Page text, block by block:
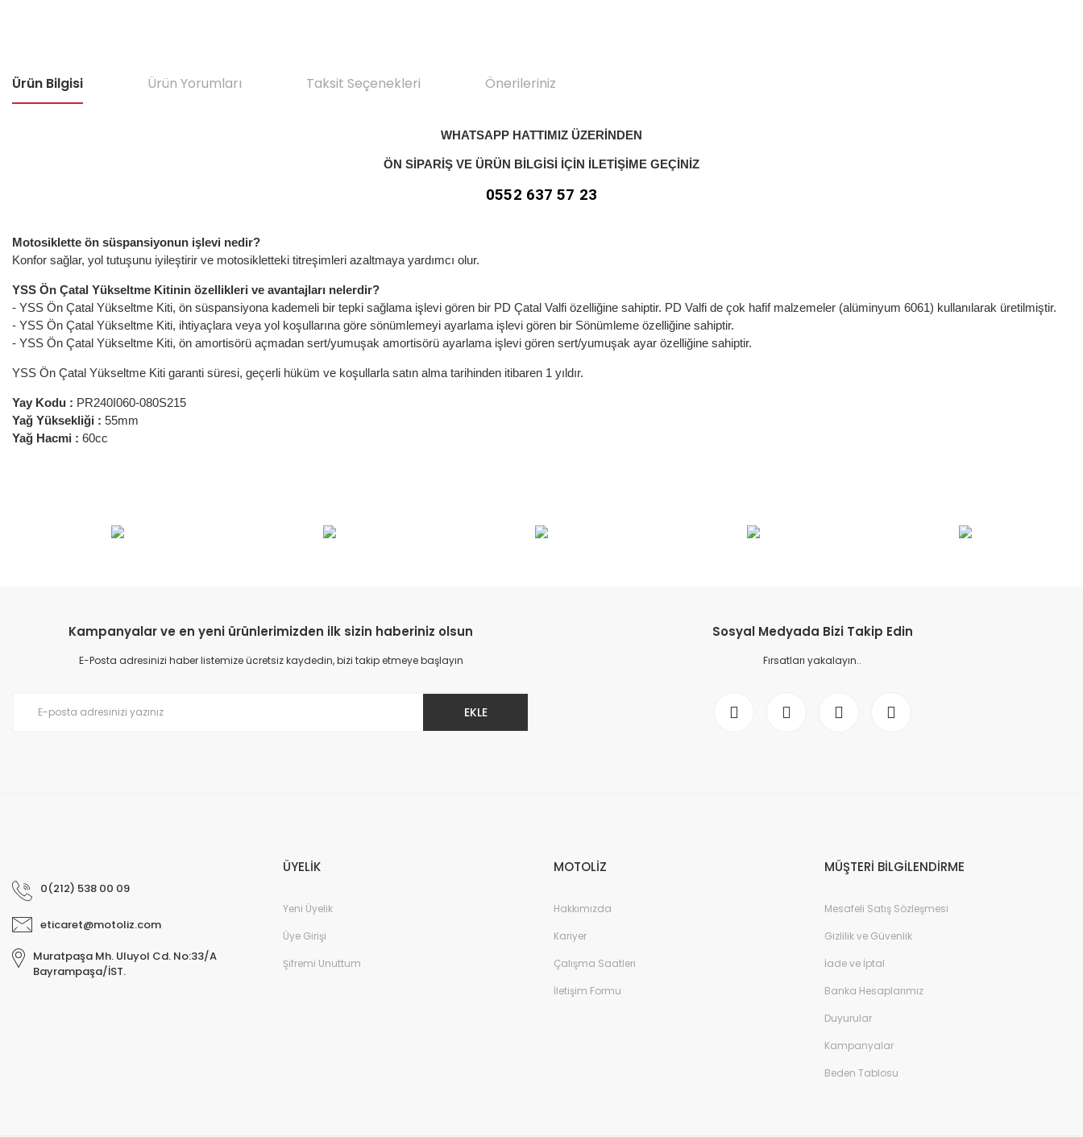
Ürün Bilgisi Ürün Yorumları Taksit Seçenekleri Önerileriniz
WHATSAPP HATTIMIZ ÜZERİNDEN
ÖN SİPARİŞ VE ÜRÜN BİLGİSİ İÇİN İLETİŞİME GEÇİNİZ
0552 637 57 23
Motosiklette ön süspansiyonun işlevi nedir?
Konfor sağlar, yol tutuşunu iyileştirir ve motosikletteki titreşimleri azaltmaya yardımcı olur.
YSS Ön Çatal Yükseltme Kitinin özellikleri ve avantajları nelerdir?
- YSS Ön Çatal Yükseltme Kiti, ön süspansiyona kademeli bir tepki sağlama işlevi gören bir PD Çatal Valfi özelliğine sahiptir. PD Valfi de çok hafif malzemeler (alüminyum 6061) kullanılarak üretilmiştir.
- YSS Ön Çatal Yükseltme Kiti, ihtiyaçlara veya yol koşullarına göre sönümlemeyi ayarlama işlevi gören bir Sönümleme özelliğine sahiptir.
- YSS Ön Çatal Yükseltme Kiti, ön amortisörü açmadan sert/yumuşak amortisörü ayarlama işlevi gören sert/yumuşak ayar özelliğine sahiptir.
YSS Ön Çatal Yükseltme Kiti garanti süresi, geçerli hüküm ve koşullarla satın alma tarihinden itibaren 1 yıldır.
Yay Kodu : PR240I060-080S215
Yağ Yüksekliği : 55mm
Yağ Hacmi : 60cc
Bu ürüne ilk yorumu siz yapın!
Görüş ve önerileriniz için teşekkür ederiz.
Ürün fiyatı diğer sitelerden daha pahalı.
Bu ürüne benzer farklı alternatifler olmalı.
Kampanyalar ve en yeni ürünlerimizden ilk sizin haberiniz olsun
E-Posta adresinizi haber listemize ücretsiz kaydedin, bizi takip etmeye başlayın
EKLE
Sosyal Medyada Bizi Takip Edin
Fırsatları yakalayın..
0(212) 538 00 09
eticaret@motoliz.com
Muratpaşa Mh. Uluyol Cd. No:33/A
Bayrampaşa/İST.
ÜYELİK
Yeni Üyelik
Üye Girişi
Şifremi Unuttum
MOTOLİZ
Hakkımızda
Kariyer
Çalışma Saatleri
İletişim Formu
MÜŞTERİ BİLGİLENDİRME
Mesafeli Satış Sözleşmesi
Gizlilik ve Güvenlik
İade ve İptal
Banka Hesaplarımız
Duyurular
Kampanyalar
Beden Tablosu